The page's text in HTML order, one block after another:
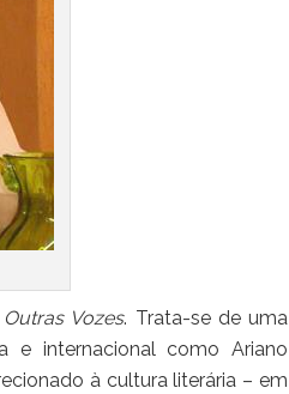
Outras Vozes. Trata-se de uma
e internacional como Ariano
à cultura literária – em